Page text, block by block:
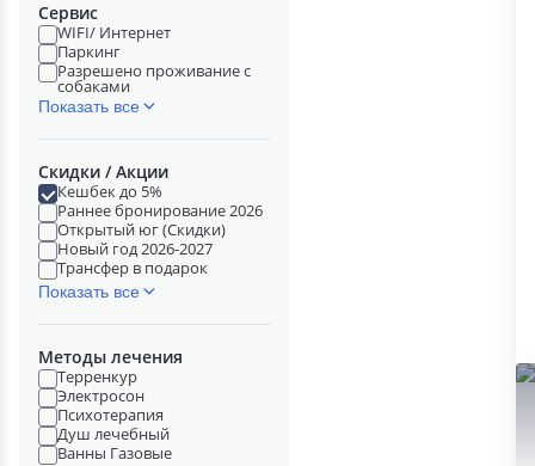
Сервис
WIFI/ Интернет
Паркинг
Разрешено проживание с
собаками
Показать все
Скидки / Акции
Кешбек до 5%
Раннее бронирование 2026
Открытый юг (Скидки)
Новый год 2026-2027
Трансфер в подарок
Показать все
Методы лечения
Терренкур
Электросон
Психотерапия
Душ лечебный
Ванны Газовые